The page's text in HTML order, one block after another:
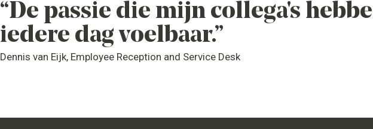
“De passie die mijn collega's
iedere dag voelbaar.”
Dennis van Eijk, Employee Reception and Service Desk